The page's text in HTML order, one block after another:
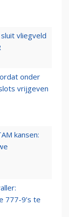
vliegveld
onder
vrijgeven
kansen:
777-9’s te